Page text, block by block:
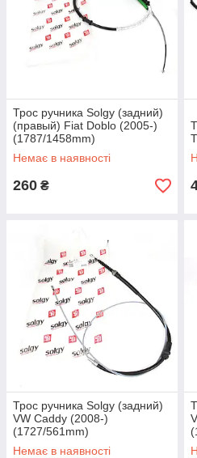
Трос ручника Solgy (задний)
(правый) Fiat Doblo (2005-)
(1787/1458mm)
Немає в наявності
260 ₴
Трос ручника Solgy (задний)
VW Caddy (2008-)
(1727/561mm)
Немає в наявності